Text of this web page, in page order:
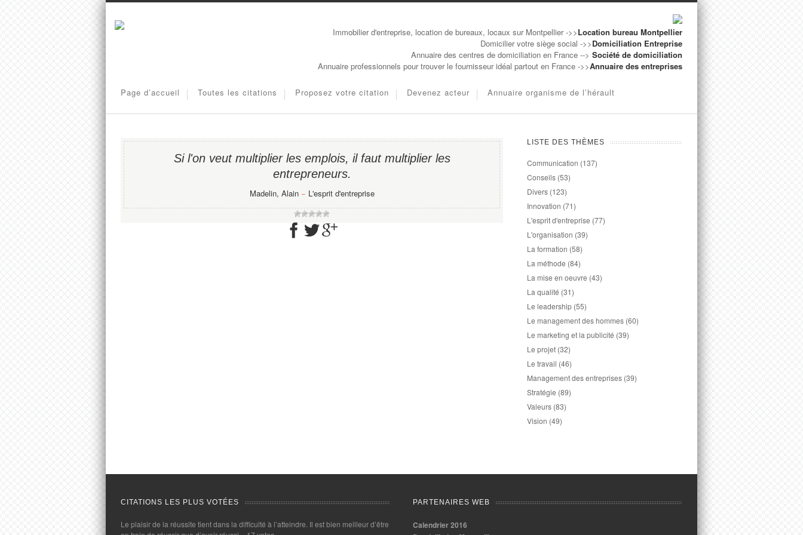
Immobilier d'entreprise, location de bureaux, locaux sur Montpellier ->>Location bureau Montpellier
Domicilier votre siège social ->>Domiciliation Entreprise
Annuaire des centres de domiciliation en France --> Société de domiciliation
Annuaire professionnels pour trouver le fournisseur idéal partout en France ->>Annuaire des entreprises
Page d’accueil Toutes les citations Proposez votre citation Devenez acteur Annuaire organisme de l’hérault
Si l'on veut multiplier les emplois, il faut multiplier les
entrepreneurs.
Madelin, Alain− L'esprit d'entreprise
LISTE DES THÈMES
Communication (137)
Conseils (53)
Divers (123)
Innovation (71)
L'esprit d'entreprise (77)
L'organisation (39)
La formation (58)
La méthode (84)
La mise en oeuvre (43)
La qualité (31)
Le leadership (55)
Le management des hommes (60)
Le marketing et la publicité (39)
Le projet (32)
Le travail (46)
Management des entreprises (39)
Stratégie (89)
Valeurs (83)
Vision (49)
CITATIONS LES PLUS VOTÉES
Le plaisir de la réussite tient dans la difficulté à l’atteindre. Il est bien meilleur d’être
PARTENAIRES WEB
Calendrier 2016